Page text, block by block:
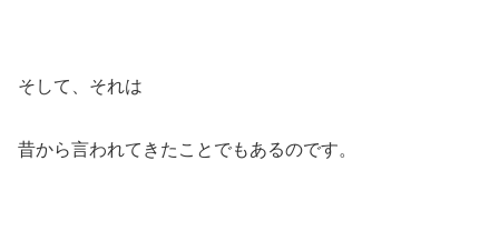
そして、それは
昔から言われてきたことでもあるのです。